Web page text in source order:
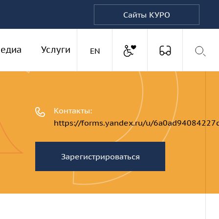
Сайты КУРО
Услуги ENАнглийская версияДоступная среда
Версия для
Контакты:
https://forms.yandex.ru/u/
Зарегистрироваться